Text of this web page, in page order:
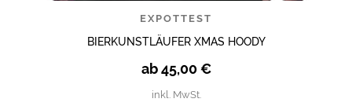
EXPOTTEST
BIERKUNSTLÄUFER XMAS HOODY
ab45,00€
inkl. MwSt.